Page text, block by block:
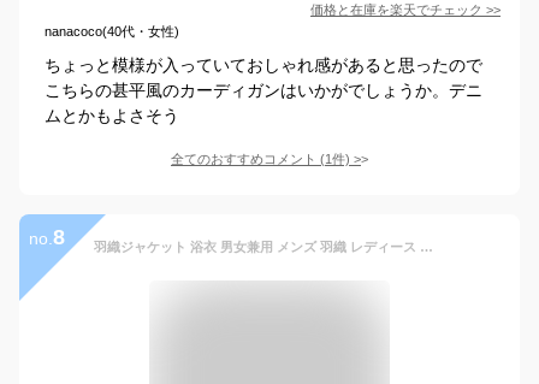
価格と在庫を楽天でチェック >>
nanacoco(40代・女性)
ちょっと模様が入っていておしゃれ感があると思ったので
こちらの甚平風のカーディガンはいかがでしょうか。デニ
ムとかもよさそう
全てのおすすめコメント (1件) >
no. 8 羽織ジャケット 浴衣 男女兼用 メンズ 羽織 レディース 和服 着物アウター 単衣羽織 カジュアル 浴衣風 男性 甚平 無地 着物 カジュアル 秋服